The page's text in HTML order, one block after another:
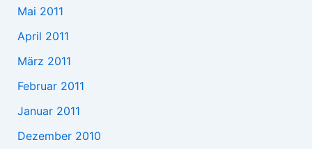
Mai 2011
April 2011
März 2011
Februar 2011
Januar 2011
Dezember 2010